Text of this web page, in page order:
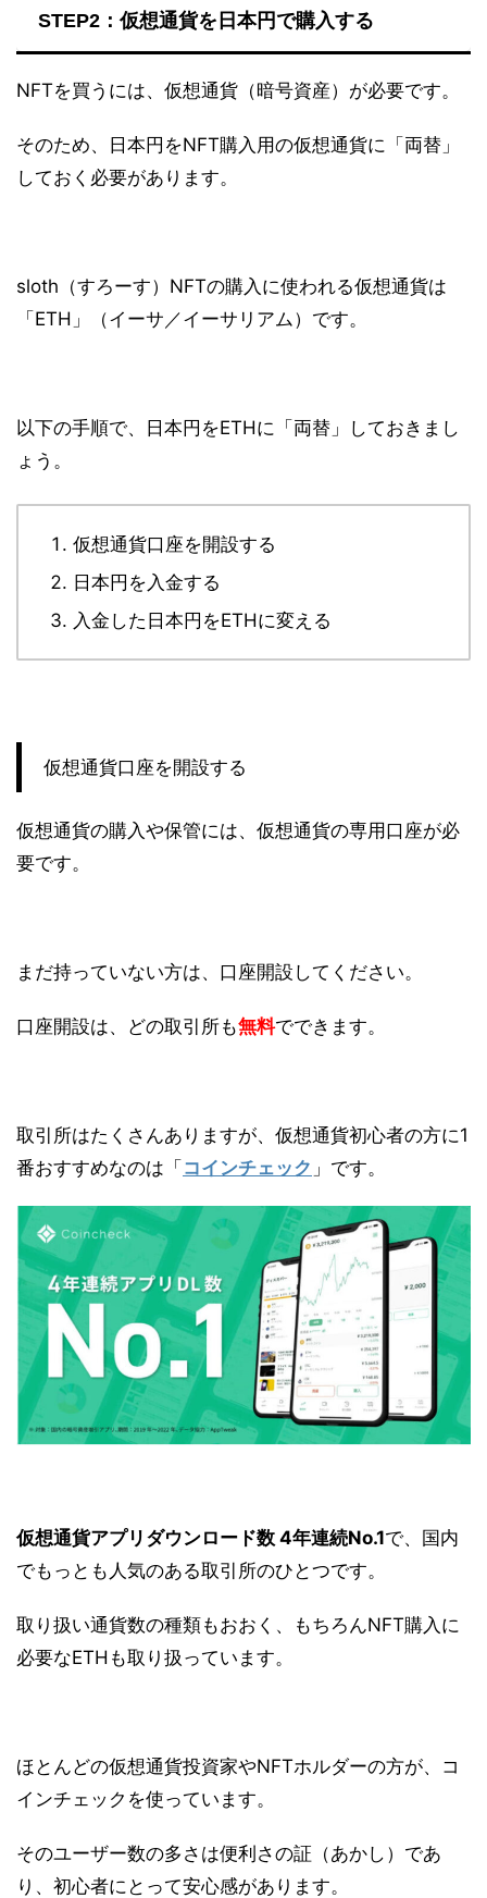
STEP2：仮想通貨を日本円で購入する
NFTを買うには、仮想通貨（暗号資産）が必要です。
そのため、日本円をNFT購入用の仮想通貨に「両替」
しておく必要があります。
sloth（すろーす）NFTの購入に使われる仮想通貨は
「ETH」（イーサ／イーサリアム）です。
以下の手順で、日本円をETHに「両替」しておきまし
ょう。
仮想通貨口座を開設する
日本円を入金する
入金した日本円をETHに変える
仮想通貨口座を開設する
仮想通貨の購入や保管には、仮想通貨の専用口座が必
要です。
まだ持っていない方は、口座開設してください。
口座開設は、どの取引所も無料でできます。
取引所はたくさんありますが、仮想通貨初心者の方に1
番おすすめなのは「コインチェック 」です。
仮想通貨アプリダウンロード数 4年連続No.1で、国内
でもっとも人気のある取引所のひとつです。
取り扱い通貨数の種類もおおく、もちろんNFT購入に
必要なETHも取り扱っています。
ほとんどの仮想通貨投資家やNFTホルダーの方が、コ
インチェックを使っています。
そのユーザー数の多さは便利さの証（あかし）であ
り、初心者にとって安心感があります。